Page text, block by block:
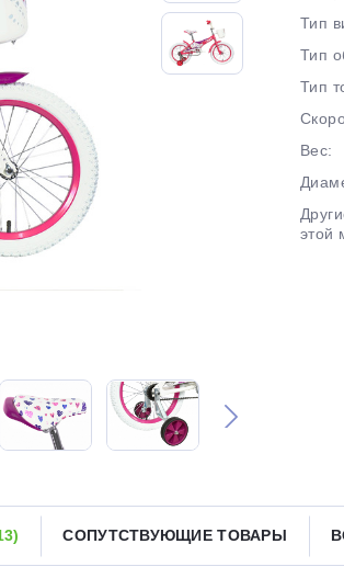
Тип
Тип
Тип
Вес:
этой
СОПУТСТВУЮЩИЕ ТОВАРЫ
График платежей
Сегодня
25%
Оплачивайте сегодня только
25% картой любого банка
Оставшиеся75% будут